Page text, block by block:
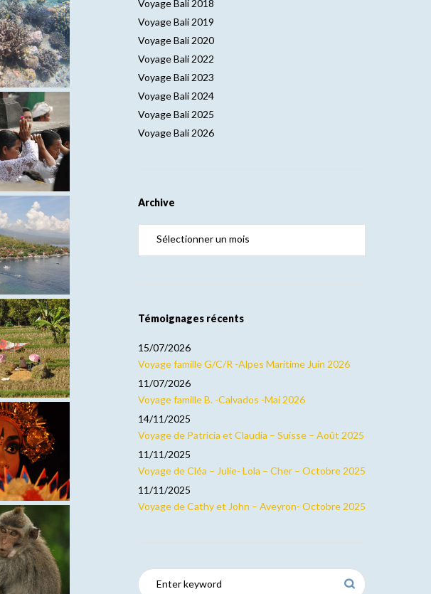
Voyage Bali 2018
Voyage Bali 2019
Voyage Bali 2020
Voyage Bali 2022
Voyage Bali 2023
Voyage Bali 2024
Voyage Bali 2025
Voyage Bali 2026
Archive
Témoignages récents
Voyage famille G/C/R -Alpes Maritime Juin 2026
15/07/2026
Voyage famille B. -Calvados -Mai 2026
11/07/2026
Voyage de Patricia et Claudia – Suisse – Août 2025
14/11/2025
Voyage de Cléa – Julie- Lola – Cher – Octobre 2025
11/11/2025
Voyage de Cathy et John – Aveyron- Octobre 2025
11/11/2025